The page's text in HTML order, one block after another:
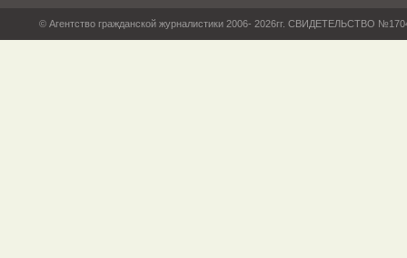
© Агентство гражданской журналистики 2006- 2026гг. СВИДЕТЕЛЬСТВО